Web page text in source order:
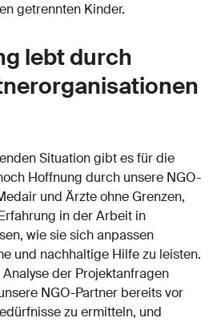
getrennten Kinder.
lebt durch
Situation gibt es für die
Hoffnung durch unsere NGO-
und Ärzte ohne Grenzen,
in der Arbeit in
wie sie sich anpassen
und nachhaltige Hilfe zu leisten.
der Projektanfragen
NGO-Partner bereits vor
zu ermitteln, und